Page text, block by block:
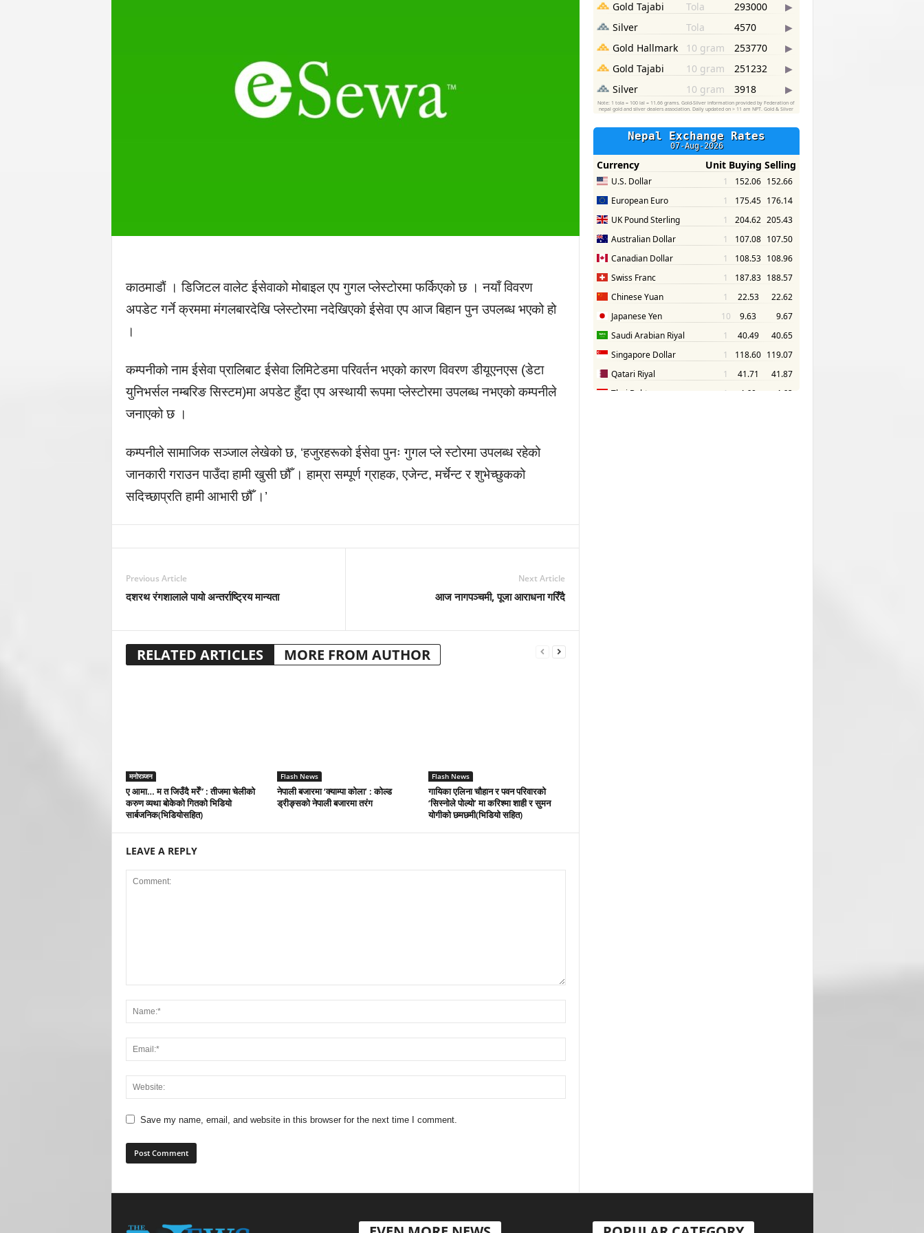
काठमाडाैं । डिजिटल वालेट ईसेवाको मोबाइल एप गुगल प्लेस्टोरमा फर्किएको छ । नयाँ विवरण
अपडेट गर्ने क्रममा मंगलबारदेखि प्लेस्टोरमा नदेखिएको ईसेवा एप आज बिहान पुन उपलब्ध भएको हो
।
कम्पनीको नाम ईसेवा प्रालिबाट ईसेवा लिमिटेडमा परिवर्तन भएको कारण विवरण डीयूएनएस (डेटा
युनिभर्सल नम्बरिङ सिस्टम)मा अपडेट हुँदा एप अस्थायी रूपमा प्लेस्टोरमा उपलब्ध नभएको कम्पनीले
जनाएको छ ।
कम्पनीले सामाजिक सञ्जाल लेखेको छ, ‘हजुरहरूको ईसेवा पुनः गुगल प्ले स्टोरमा उपलब्ध रहेको
जानकारी गराउन पाउँदा हामी खुसी छौँ । हाम्रा सम्पूर्ण ग्राहक, एजेन्ट, मर्चेन्ट र शुभेच्छुकको
सदिच्छाप्रति हामी आभारी छौँ ।’
Previous Article
दशरथ रंगशालाले पायो अन्तर्राष्ट्रिय मान्यता
Next Article
आज नागपञ्चमी, पूजा आराधना गरिँदै
RELATED ARTICLES MORE FROM AUTHOR
मनोरञ्जन
ए आमा… म त जिउँदै मरेँ” : तीजमा चेलीको
करुण व्यथा बोकेको गितको भिडियो
सार्बजनिक(भिडियोसहित)
Flash News
नेपाली बजारमा ‘क्याम्पा कोला’ : कोल्ड
ड्रीङ्सको नेपाली बजारमा तरंग
Flash News
गायिका एलिना चौहान र पवन परिवारको
‘सिस्नोले पोल्यो’ मा करिश्मा शाही र सुमन
योगीको छमछमी(भिडियो सहित)
LEAVE A REPLY
Save my name, email, and website in this browser for the next time I comment.